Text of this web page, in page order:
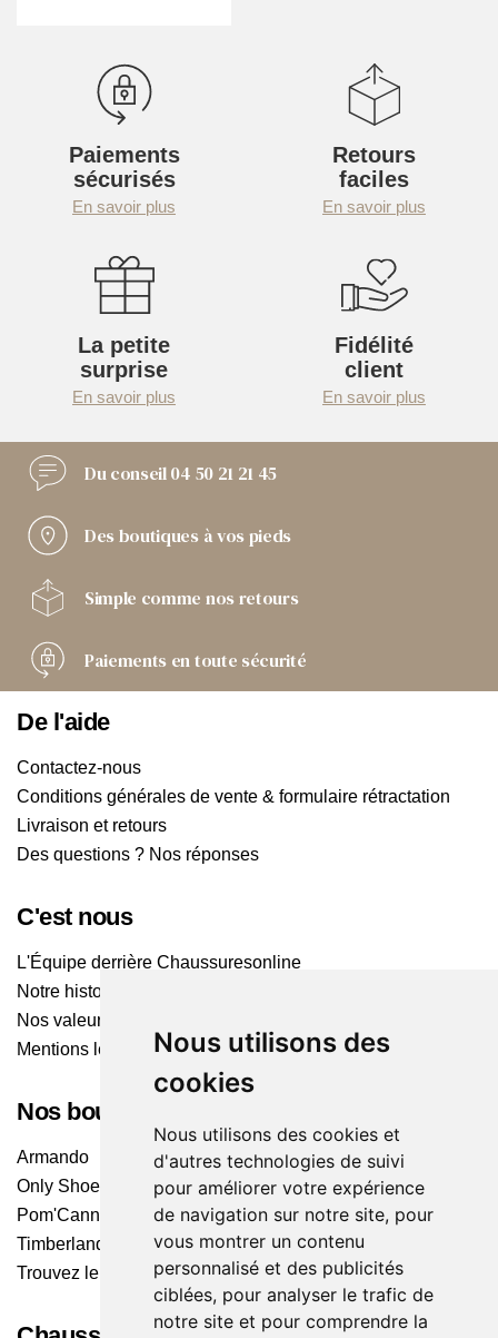
Nous utilisons des
cookies
Nous utilisons des cookies et
d'autres technologies de suivi
pour améliorer votre expérience
de navigation sur notre site, pour
vous montrer un contenu
personnalisé et des publicités
ciblées, pour analyser le trafic de
notre site et pour comprendre la
Paiements
sécurisés
En savoir plus
Retours
faciles
En savoir plus
La petite
surprise
En savoir plus
Fidélité
client
En savoir plus
Du conseil04 50 21 21 45
Des boutiques à vos pieds
Simple comme nos retours
Paiements en toute sécurité
De l'aide
Contactez-nous
Conditions générales de vente & formulaire rétractation
Livraison et retours
Des questions ? Nos réponses
C'est nous
L'Équipe derrière Chaussuresonline
Notre histoire
Nos valeurs
Mentions légales
Nos boutiques
Armando
Only Shoes
Pom'Cannelle
Timberland
Trouvez le magasin le plus proche